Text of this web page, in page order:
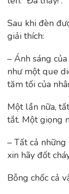
Sau khi đèn
giải thích:
– Ánh sáng
như một que
tăm tối của
Một lần nữa,
tắt. Một giọng
– Tất cả
xin hãy đốt
Bỗng chốc cả